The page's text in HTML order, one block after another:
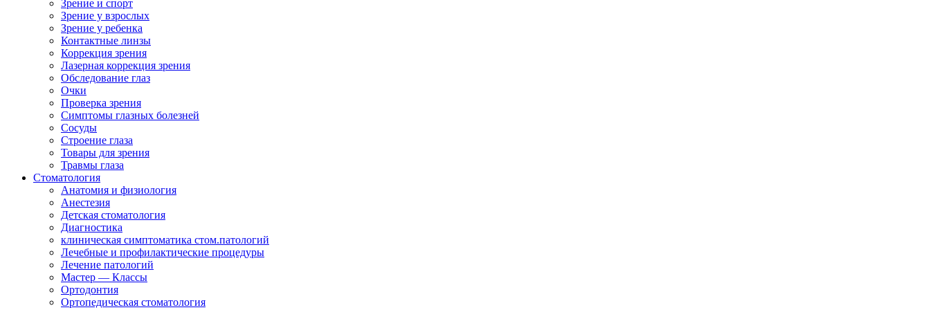
Зрение и спорт
Зрение у взрослых
Зрение у ребенка
Контактные линзы
Коррекция зрения
Лазерная коррекция зрения
Обследование глаз
Очки
Проверка зрения
Симптомы глазных болезней
Сосуды
Строение глаза
Товары для зрения
Травмы глаза
Стоматология
Анатомия и физиология
Анестезия
Детская стоматология
Диагностика
клиническая симптоматика стом.патологий
Лечебные и профилактические процедуры
Лечение патологий
Мастер — Классы
Ортодонтия
Ортопедическая стоматология